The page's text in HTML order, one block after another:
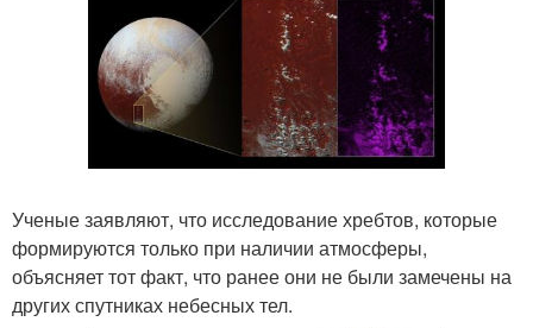
Ученые заявляют, что исследование хребтов, которые
формируются только при наличии атмосферы,
объясняет тот факт, что ранее они не были замечены на
других спутниках небесных тел.